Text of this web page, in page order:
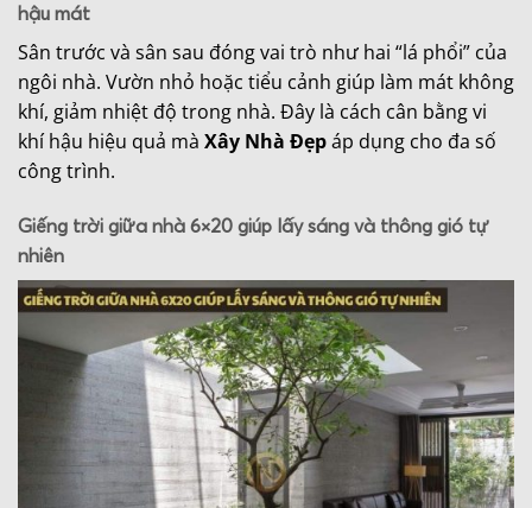
hậu mát
Sân trước và sân sau đóng vai trò như hai “lá phổi” của
ngôi nhà. Vườn nhỏ hoặc tiểu cảnh giúp làm mát không
khí, giảm nhiệt độ trong nhà. Đây là cách cân bằng vi
khí hậu hiệu quả mà Xây Nhà Đẹpáp dụng cho đa số
công trình.
Giếng trời giữa nhà 6×20 giúp lấy sáng và thông gió tự
nhiên